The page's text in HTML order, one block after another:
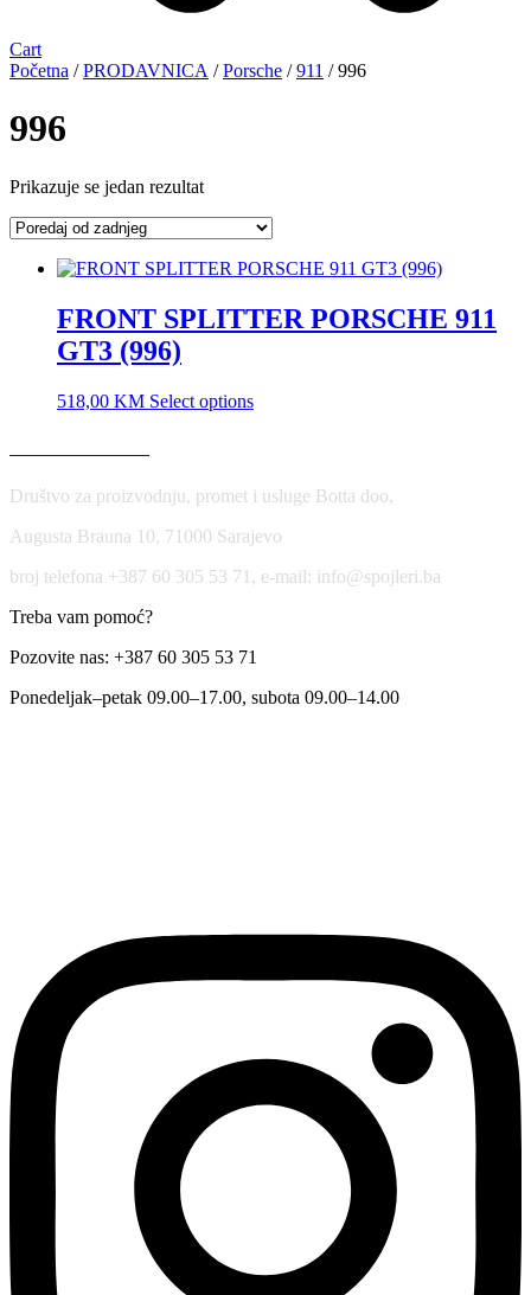
Cart
Početna /PRODAVNICA /Porsche /911 / 996
996
Prikazuje se jedan rezultat
FRONT SPLITTER PORSCHE 911
GT3 (996)
518,00 KM Select options
Društvo za proizvodnju, promet i usluge Botta doo,
Augusta Brauna 10, 71000 Sarajevo
broj telefona +387 60 305 53 71, e-mail: info@spojleri.ba
Treba vam pomoć?
Pozovite nas: +387 60 305 53 71
Ponedeljak–petak 09.00–17.00, subota 09.00–14.00